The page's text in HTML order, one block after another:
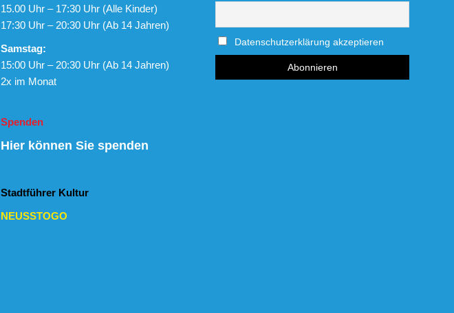
15.00 Uhr – 17:30 Uhr (Alle Kinder)
17:30 Uhr – 20:30 Uhr (Ab 14 Jahren)
Samstag:
15:00 Uhr – 20:30 Uhr (Ab 14 Jahren)
2x im Monat
Spenden
Hier können Sie spenden
Stadtführer Kultur
NEUSSTOGO
Datenschutzerklärung akzeptieren